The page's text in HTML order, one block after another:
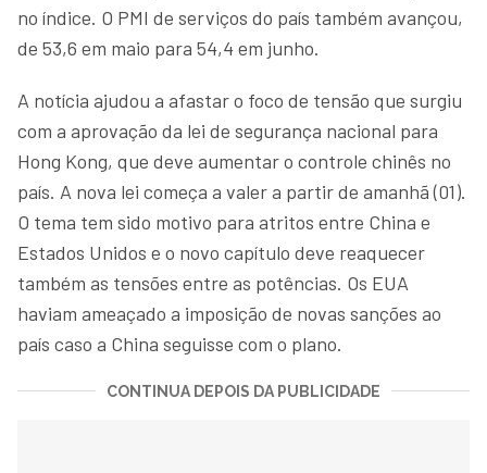
no índice. O PMI de serviços do país também avançou,
de 53,6 em maio para 54,4 em junho.
A notícia ajudou a afastar o foco de tensão que surgiu
com a aprovação da lei de segurança nacional para
Hong Kong, que deve aumentar o controle chinês no
país. A nova lei começa a valer a partir de amanhã (01).
O tema tem sido motivo para atritos entre China e
Estados Unidos e o novo capítulo deve reaquecer
também as tensões entre as potências. Os EUA
haviam ameaçado a imposição de novas sanções ao
país caso a China seguisse com o plano.
CONTINUA DEPOIS DA PUBLICIDADE